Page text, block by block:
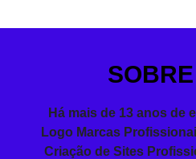
Há mais de 13 anos de
Logo Marcas
Criação de Sites